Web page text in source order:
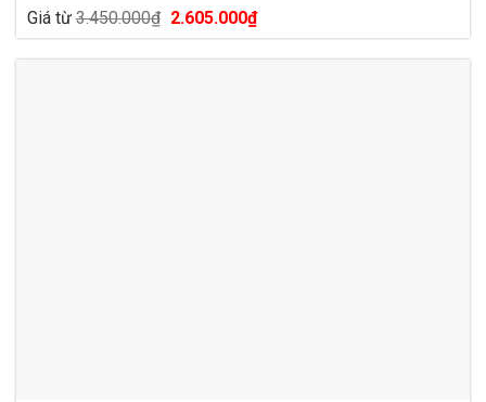
Được xếp
hạng4.805
sao
Giá từ3.450.000₫ Giá
gốc
2.605.000₫Giá
hiện